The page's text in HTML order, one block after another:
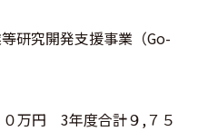
研究開発支援事業（Go-
万円 3年度合計９,７５